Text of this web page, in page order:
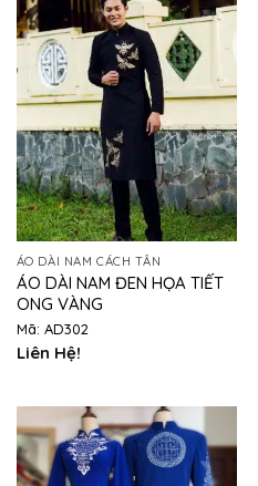
ÁO DÀI NAM CÁCH TÂN
ÁO DÀI NAM ĐEN HỌA TIẾT
ONG VÀNG
Mã: AD302
Liên Hệ!